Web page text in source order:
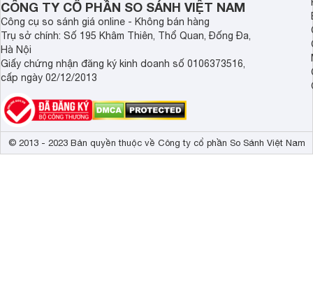
CÔNG TY CỔ PHẦN SO SÁNH VIỆT NAM
Công cụ so sánh giá online - Không bán hàng
Trụ sở chính: Số 195 Khâm Thiên, Thổ Quan, Đống Đa,
Hà Nội
Giấy chứng nhận đăng ký kinh doanh số 0106373516,
cấp ngày 02/12/2013
© 2013 - 2023 Bản quyền thuộc về Công ty cổ phần So Sánh Việt Nam